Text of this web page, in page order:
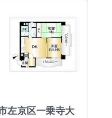
左京区一乗寺大